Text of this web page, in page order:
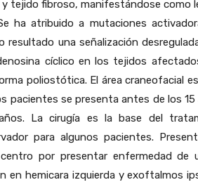
tejido fibroso, manifestándose como
ha atribuido a mutaciones
resultado una señalización
cíclico en los tejidos
poliostótica. El área craneofacial
pacientes se presenta antes de los
La cirugía es la base del
para algunos pacientes.
por presentar enfermedad de
en hemicara izquierda y exoftalmos